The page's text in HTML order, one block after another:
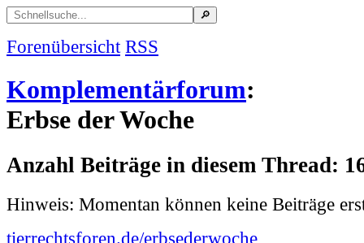
Forenübersicht RSS
Komplementärforum:
Erbse der Woche
Anzahl Beiträge in diesem Thread:
Hinweis: Momentan können keine Beiträge
tierrechtsforen.de/erbsederwoche